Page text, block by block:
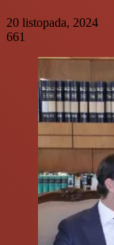
20 listopada, 2024
661